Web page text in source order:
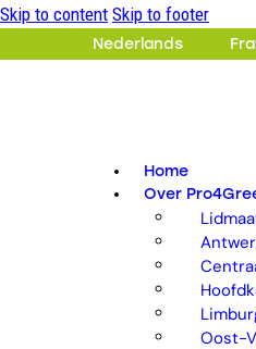
Skip to content Skip to footer
Nederlands
Home
Over
Oost-